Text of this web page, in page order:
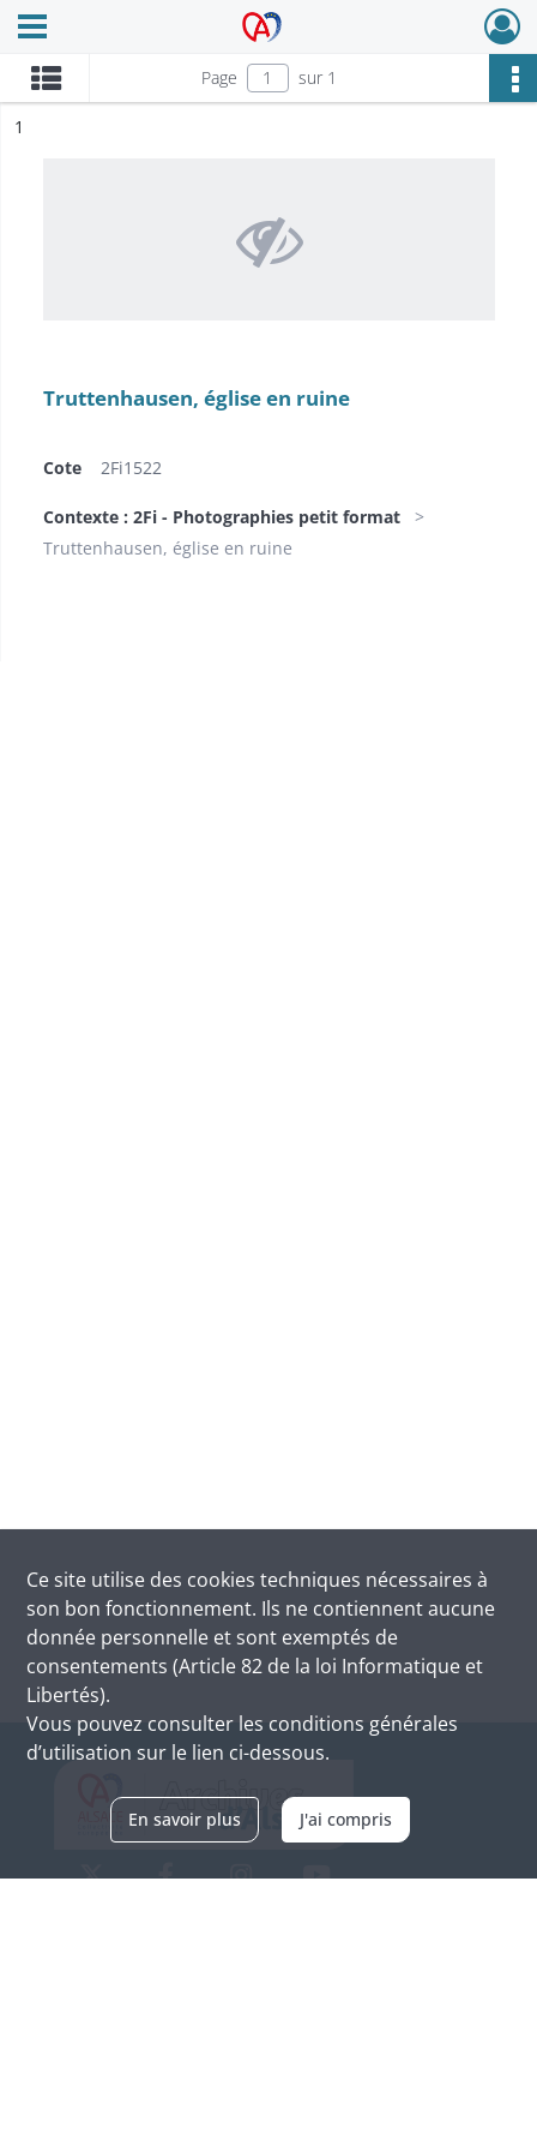
Archives Alsace - Colmar
Ouvrir le menu déroulant
Page sur 1
n°
1
Truttenhausen, église en ruine
Cote 2Fi1522
Contexte : 2Fi - Photographies petit format
Truttenhausen, église en ruine
Ce site utilise des cookies techniques nécessaires à
son bon fonctionnement. Ils ne contiennent aucune
donnée personnelle et sont exemptés de
consentements (Article 82 de la loi Informatique et
Libertés).
Vous pouvez consulter les conditions générales
d’utilisation sur le lien ci-dessous.
En savoir plus J'ai compris